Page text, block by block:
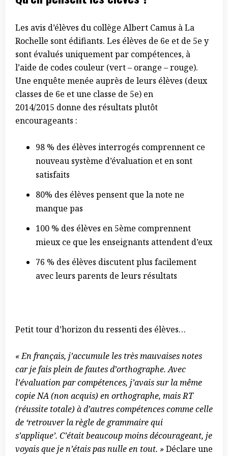
Les avis d’élèves du collège Albert Camus à La
Rochelle sont édifiants. Les élèves de 6e et de 5e y
sont évalués uniquement par compétences, à
l’aide de codes couleur (vert – orange – rouge).
Une enquête menée auprès de leurs élèves (deux
classes de 6e et une classe de 5e) en
2014/2015 donne des résultats plutôt
encourageants :
98 % des élèves interrogés comprennent ce
nouveau système d’évaluation et en sont
satisfaits
80% des élèves pensent que la note ne
manque pas
100 % des élèves en 5ème comprennent
mieux ce que les enseignants attendent d’eux
76 % des élèves discutent plus facilement
avec leurs parents de leurs résultats
Petit tour d’horizon du ressenti des élèves…
« En français, j’accumule les très mauvaises notes
car je fais plein de fautes d’orthographe. Avec
l’évaluation par compétences, j’avais sur la même
copie NA (non acquis) en orthographe, mais RT
(réussite totale) à d’autres compétences comme celle
de ‘retrouver la règle de grammaire qui
s’applique’. C’était beaucoup moins décourageant, je
voyais que je n’étais pas nulle en tout. »Déclare une